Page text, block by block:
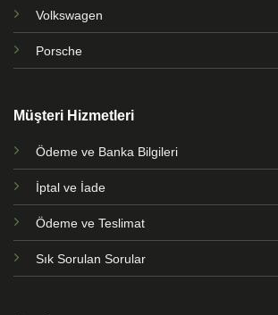
Volkswagen
Porsche
Müşteri Hizmetleri
Ödeme ve Banka Bilgileri
İptal ve İade
Ödeme ve Teslimat
Sık Sorulan Sorular